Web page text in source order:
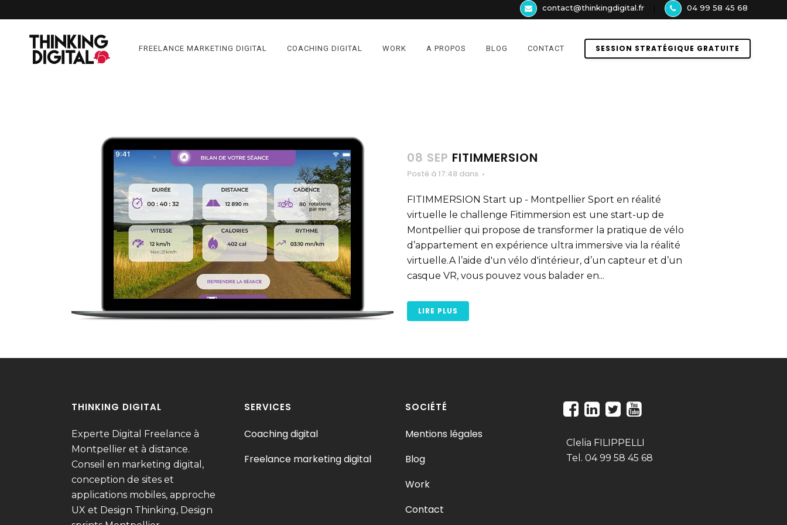
contact@thinkingdigital.fr 04 99 58 45 68
SESSION STRATÉGIQUE GRATUITE
FREELANCE MARKETING DIGITAL COACHING DIGITAL WORK A PROPOS BLOG CONTACT
08 SEP FITIMMERSION
Posté à 17:48 dans
FITIMMERSION Start up - Montpellier Sport en réalité
virtuelle le challenge Fitimmersion est une start-up de
Montpellier qui propose de transformer la pratique de vélo
d’appartement en expérience ultra immersive via la réalité
virtuelle.A l’aide d'un vélo d'intérieur, d’un capteur et d’un
casque VR, vous pouvez vous balader en...
LIRE PLUS
THINKING DIGITAL
Experte Digital Freelance à
Montpellier et à distance.
Conseil en marketing digital,
conception de sites et
applications mobiles, approche
UX et Design Thinking, Design
SERVICES
Coaching digital
Freelance marketing digital
SOCIÉTÉ
Mentions légales
Blog
Work
Contact
Clelia FILIPPELLI
Tel. 04 99 58 45 68